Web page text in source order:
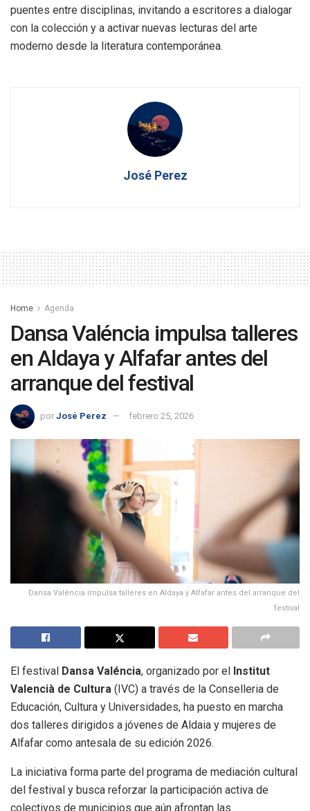
puentes entre disciplinas, invitando a escritores a dialogar
con la colección y a activar nuevas lecturas del arte
moderno desde la literatura contemporánea.
José Perez
Home Agenda
Dansa Valéncia impulsa talleres
en Aldaya y Alfafar antes del
arranque del festival
por José Perez febrero 25, 2026
Dansa Valéncia impulsa talleres en Aldaya y Alfafar antes del arranque del
festival
El festival Dansa Valéncia, organizado por el Institut
Valencià de Cultura (IVC) a través de la Conselleria de
Educación, Cultura y Universidades, ha puesto en marcha
dos talleres dirigidos a jóvenes de Aldaia y mujeres de
Alfafar como antesala de su edición 2026.
La iniciativa forma parte del programa de mediación cultural
del festival y busca reforzar la participación activa de
colectivos de municipios que aún afrontan las